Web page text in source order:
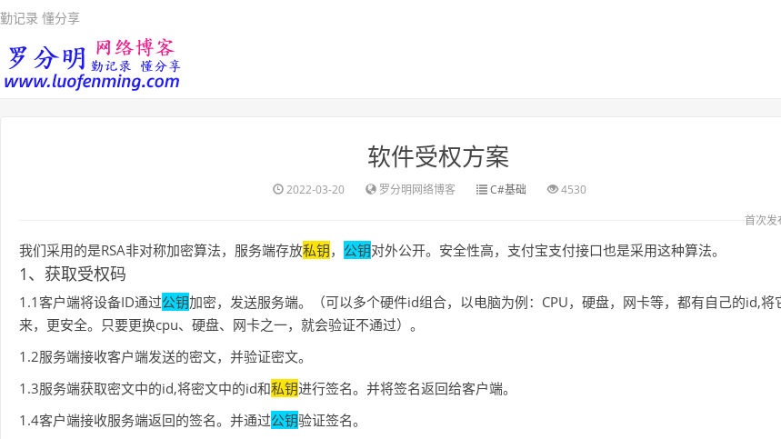
勤记录 懂分享
软件受权方案
2022-03-20 罗分明网络博客 C#基础
4530
首次
我们采用的是RSA非对称加密算法，服务端存放私钥， 公钥对外公开。安全性高，支付宝支付接口也是采用这种算法。
1、获取受权码
1.1客户端将设备ID通过公钥加密，发送服务端。（可以多个硬件id组合，以电脑为例：CPU，硬盘，网卡等，都有自己的id,将
来，更安全。只要更换cpu、硬盘、网卡之一，就会验证不通过）。
1.2服务端接收客户端发送的密文，并验证密文。
1.3服务端获取密文中的id,将密文中的id和私钥进行签名。并将签名返回给客户端。
1.4客户端接收服务端返回的签名。并通过公钥验证签名。